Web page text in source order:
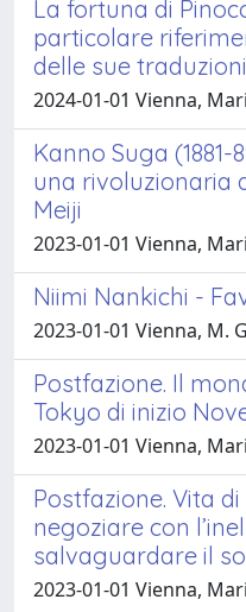
La fortuna di
particolare
delle sue traduzioni
2024-01-01 Vienna,
Kanno Suga (1881-
una rivoluzionaria
Meiji
2023-01-01 Vienna,
Niimi Nankichi -
2023-01-01 Vienna, M.
Postfazione. Il
Tokyo di inizio
2023-01-01 Vienna,
Postfazione. Vita
negoziare con
salvaguardare il
2023-01-01 Vienna,